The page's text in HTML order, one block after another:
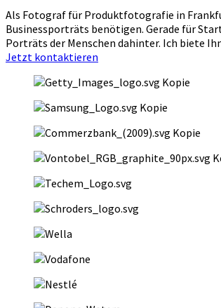
Als Fotograf für Produktfotografie in
Businessporträts benötigen. Gerade für
Porträts der Menschen dahinter. Ich biete
Jetzt kontaktieren